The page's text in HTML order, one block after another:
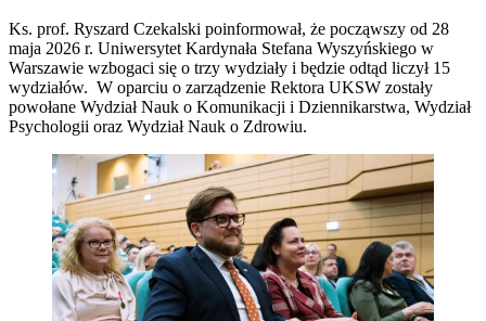
Ks. prof. Ryszard Czekalski poinformował, że począwszy od 28
maja 2026 r. Uniwersytet Kardynała Stefana Wyszyńskiego w
Warszawie wzbogaci się o trzy wydziały i będzie odtąd liczył 15
wydziałów. W oparciu o zarządzenie Rektora UKSW zostały
powołane Wydział Nauk o Komunikacji i Dziennikarstwa, Wydział
Psychologii oraz Wydział Nauk o Zdrowiu.